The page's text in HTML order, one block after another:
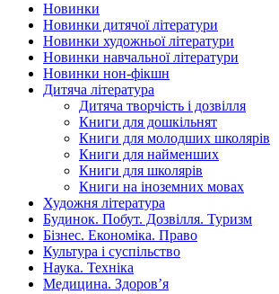
Новинки
Новинки дитячої літератури
Новинки художньої літератури
Новинки навчальної літератури
Новинки нон-фікшн
Дитяча література
Дитяча творчість і дозвілля
Книги для дошкільнят
Книги для молодших школярів
Книги для найменших
Книги для школярів
Книги на іноземних мовах
Художня література
Будинок. Побут. Дозвілля. Туризм
Бізнес. Економіка. Право
Культура і суспільство
Наука. Техніка
Медицина. Здоров’я